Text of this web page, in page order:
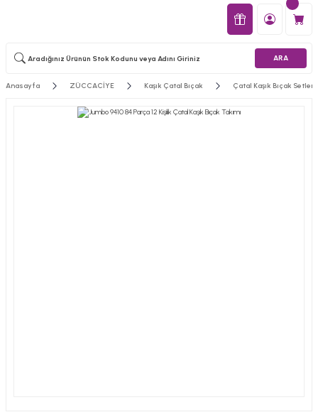
ARA
Anasayfa ZÜCCACİYE Kaşık Çatal Bıçak Çatal Kaşık Bıçak Setleri